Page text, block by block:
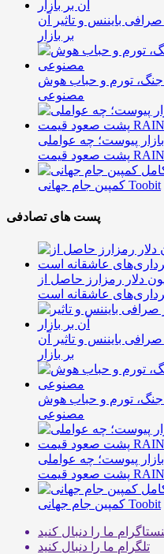
از صرافی بایننس و تاثیر آن
بر بازار
جنگ، تورم و حباب هوش
مصنوعی
پیوست؛ چه عواملی
کمپین جام جهانی Toobit
پست های تصادفی
در پی توقیف ۲۵ میلیون دلار رمزارز حاصل از
عاشقانه است
از صرافی بایننس و تاثیر آن
بر بازار
جنگ، تورم و حباب هوش
مصنوعی
پیوست؛ چه عواملی
کمپین جام جهانی Toobit
ما را دنبال کنید
تلگرام ما را دنبال کنید